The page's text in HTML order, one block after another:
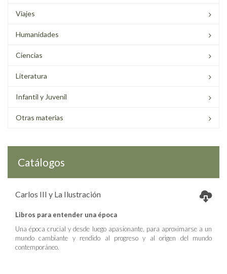
Viajes
Humanidades
Ciencias
Literatura
Infantil y Juvenil
Otras materias
Catálogos
Carlos III y La Ilustración
Libros para entender una época
Una época crucial y desde luego apasionante, para aproximarse a un
mundo cambiante y rendido al progreso y al origen del mundo
contemporáneo.